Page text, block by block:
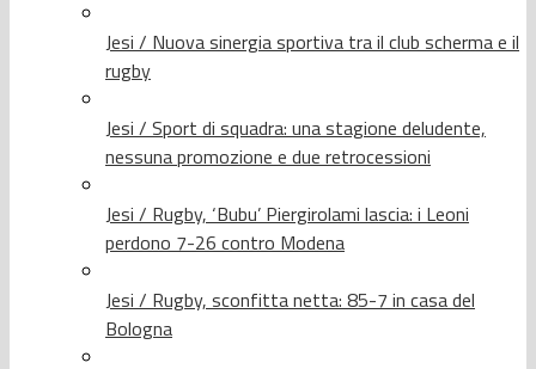
Jesi / Nuova sinergia sportiva tra il club scherma e il
rugby
Jesi / Sport di squadra: una stagione deludente,
nessuna promozione e due retrocessioni
Jesi / Rugby, ‘Bubu’ Piergirolami lascia: i Leoni
perdono 7-26 contro Modena
Jesi / Rugby, sconfitta netta: 85-7 in casa del
Bologna